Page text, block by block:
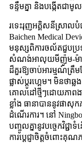
ទន្ទឹមគ្នា និងបង្កើតជ
រទេះរុញអគ្គិសនីស្រាល
Baichen Medical
មនុស្សពិការចល័តជួបប្រ
សំណង់អាលុយមីញ៉ូម-ម៉ាញ៉
ដ៏គួរឱ្យចាប់អារម្មណ៍ត្
ផ្លាស់ប្តូរហ្គេម។ មិនថា
គោលដៅថ្មីៗដោយភាព
ខ្លាំង ធានាបាននូវផា
ដំណើរការ។ នៅ
បញ្ចូលគ្នានូវបច្ចេកវិជ្ជ
ការប្តេជ្ញាចិត្តចំពោះគុ